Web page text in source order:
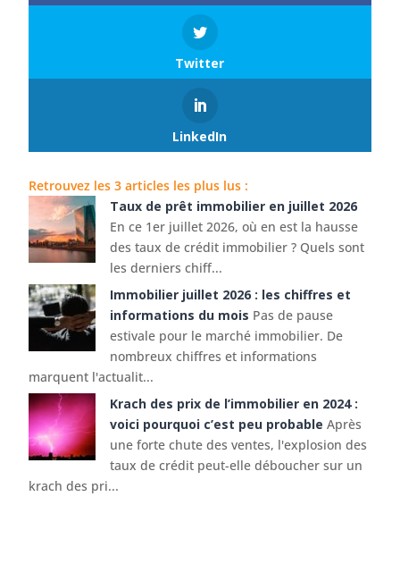
Twitter
LinkedIn
Retrouvez les 3 articles les plus lus :
Taux de prêt immobilier en juillet 2026
En ce 1er juillet 2026, où en est la hausse
des taux de crédit immobilier ? Quels sont
les derniers chiff...
Immobilier juillet 2026 : les chiffres et
informations du mois Pas de pause
estivale pour le marché immobilier. De
nombreux chiffres et informations
marquent l'actualit...
Krach des prix de l’immobilier en 2024 :
voici pourquoi c’est peu probable Après
une forte chute des ventes, l'explosion des
taux de crédit peut-elle déboucher sur un
krach des pri...